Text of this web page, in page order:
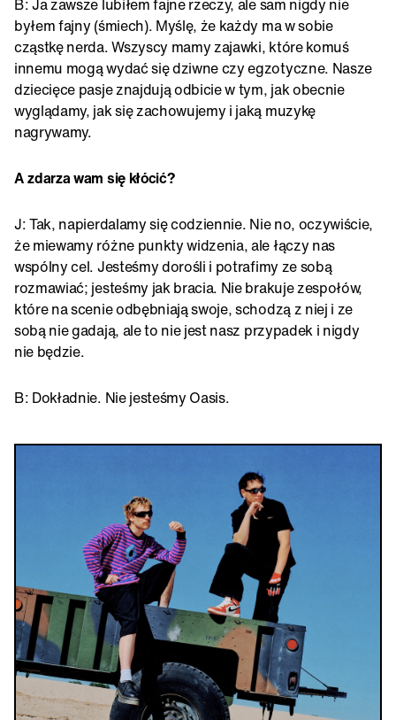
byłem fajny (śmiech). Myślę, że każdy ma w sobie
cząstkę nerda. Wszyscy mamy zajawki, które komuś
innemu mogą wydać się dziwne czy egzotyczne. Nasze
dziecięce pasje znajdują odbicie w tym, jak obecnie
wyglądamy, jak się zachowujemy i jaką muzykę
nagrywamy.
A zdarza wam się kłócić?
J: Tak, napierdalamy się codziennie. Nie no, oczywiście,
że miewamy różne punkty widzenia, ale łączy nas
wspólny cel. Jesteśmy dorośli i potrafimy ze sobą
rozmawiać; jesteśmy jak bracia. Nie brakuje zespołów,
które na scenie odbębniają swoje, schodzą z niej i ze
sobą nie gadają, ale to nie jest nasz przypadek i nigdy
nie będzie.
B: Dokładnie. Nie jesteśmy Oasis.